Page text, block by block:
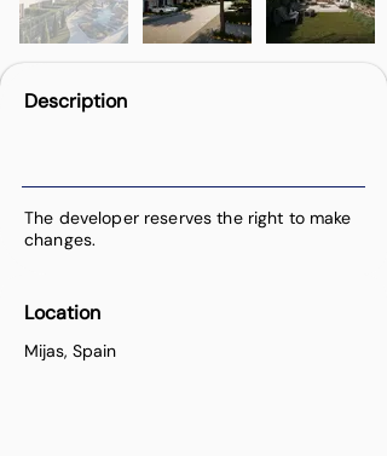
Description
The developer reserves the right to make
changes.
Location
Mijas, Spain